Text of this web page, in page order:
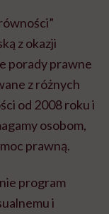
z okazji
porady prawne
z różnych
od 2008 roku i
osobom,
prawną.
program
i